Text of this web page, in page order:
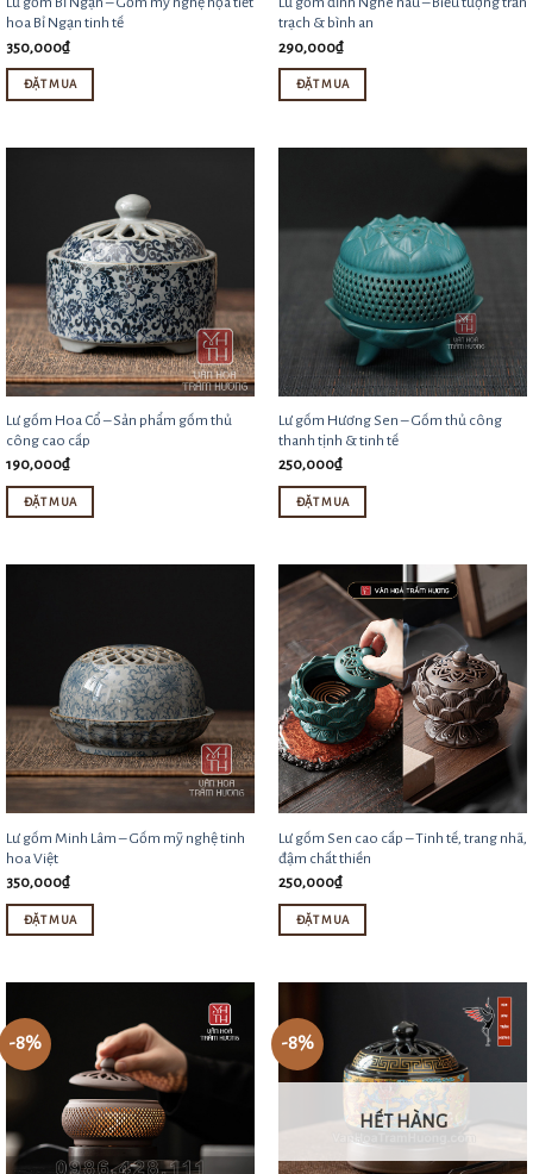
có
được
chọn
hoa Bỉ Ngạn tinh tế
350,000₫
ĐẶT MUA
trạch & bình an
290,000₫
ĐẶT MUA
Lư gốm Hoa Cổ – Sản phẩm gốm thủ
công cao cấp
190,000₫
ĐẶT MUA
Lư gốm Hương Sen – Gốm thủ công
thanh tịnh & tinh tế
250,000₫
ĐẶT MUA
Lư gốm Minh Lâm – Gốm mỹ nghệ tinh
hoa Việt
350,000₫
ĐẶT MUA
Lư gốm Sen cao cấp – Tinh tế, trang nhã,
đậm chất thiền
250,000₫
ĐẶT MUA
-8% -8%
HẾT HÀNG